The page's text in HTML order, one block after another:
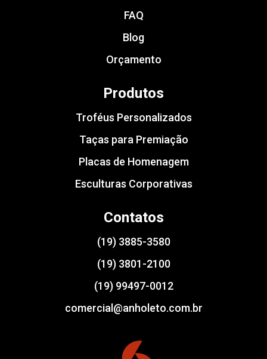
FAQ
Blog
Orçamento
Produtos
Troféus Personalizados
Taças para Premiação
Placas de Homenagem
Esculturas Corporativas
Contatos
(19) 3885-3580
(19) 3801-2100
(19) 99497-0012
comercial@anholeto.com.br